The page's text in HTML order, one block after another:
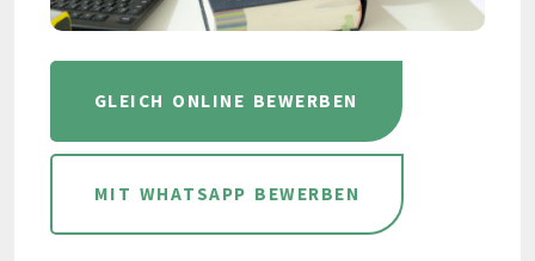
GLEICH ONLINE BEWERBEN
MIT WHATSAPP BEWERBEN